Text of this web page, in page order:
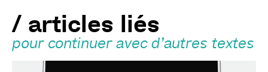
/ articles liés
pour continuer avec d’autres textes